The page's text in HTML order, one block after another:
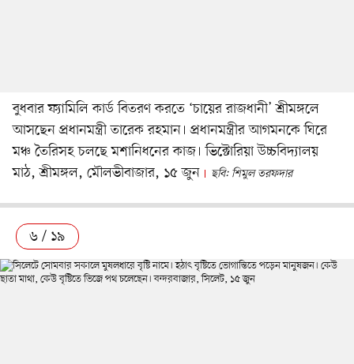
বুধবার ফ্যামিলি কার্ড বিতরণ করতে ‘চায়ের রাজধানী’ শ্রীমঙ্গলে
আসছেন প্রধানমন্ত্রী তারেক রহমান। প্রধানমন্ত্রীর আগমনকে ঘিরে
মঞ্চ তৈরিসহ চলছে মশানিধনের কাজ। ভিক্টোরিয়া উচ্চবিদ্যালয়
মাঠ, শ্রীমঙ্গল, মৌলভীবাজার, ১৫ জুন
ছবি: শিমুল তরফদার
৬ / ১৯